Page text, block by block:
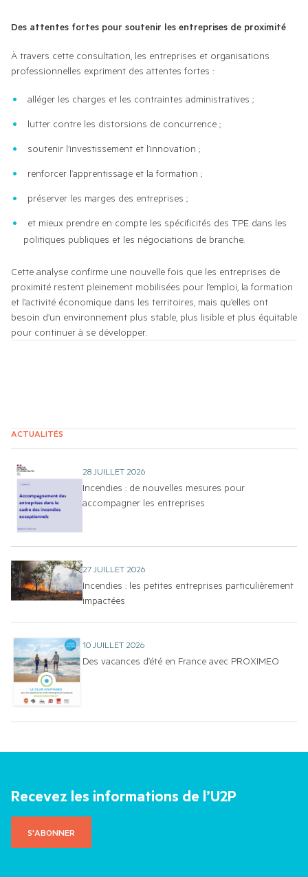
Des attentes fortes pour soutenir les entreprises de proximité
À travers cette consultation, les entreprises et organisations
professionnelles expriment des attentes fortes :
alléger les charges et les contraintes administratives ;
lutter contre les distorsions de concurrence ;
soutenir l’investissement et l’innovation ;
renforcer l’apprentissage et la formation ;
préserver les marges des entreprises ;
et mieux prendre en compte les spécificités des TPE dans les
politiques publiques et les négociations de branche.
Cette analyse confirme une nouvelle fois que les entreprises de
proximité restent pleinement mobilisées pour l’emploi, la formation
et l’activité économique dans les territoires, mais qu’elles ont
besoin d’un environnement plus stable, plus lisible et plus équitable
pour continuer à se développer.
ACTUALITÉS
28 JUILLET 2026
Incendies : de nouvelles mesures pour
accompagner les entreprises
27 JUILLET 2026
Incendies : les petites entreprises particulièrement
impactées
10 JUILLET 2026
Des vacances d’été en France avec PROXIMEO
Recevez les informations de l’U2P
S'ABONNER